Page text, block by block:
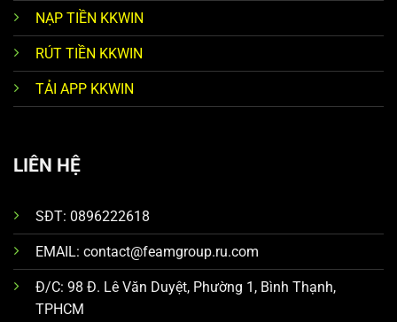
NẠP TIỀN KKWIN
RÚT TIỀN KKWIN
TẢI APP KKWIN
LIÊN HỆ
SĐT: 0896222618
EMAIL: contact@feamgroup.ru.com
Đ/C: 98 Đ. Lê Văn Duyệt, Phường 1, Bình Thạnh,
TPHCM